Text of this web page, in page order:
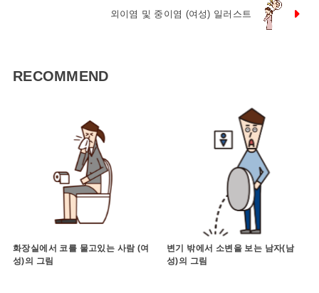
외이염 및 중이염 (여성) 일러스트
RECOMMEND
화장실에서 코를 물고있는 사람 (여
성)의 그림
변기 밖에서 소변을 보는 남자(남
성)의 그림